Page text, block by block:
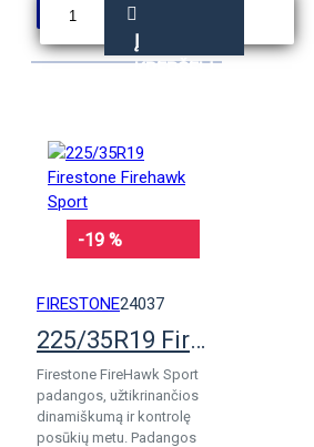
Į
KREPŠELĮ
-19 %
FIRESTONE24037
225/35R19 Firestone Firehawk Sport
Firestone FireHawk Sport
padangos, užtikrinančios
dinamiškumą ir kontrolę
posūkių metu. Padangos